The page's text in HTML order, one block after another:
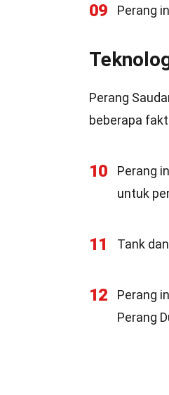
09 Perang
Perang
beberapa
10
Perang
untuk
11 Tank
12
Perang
Perang